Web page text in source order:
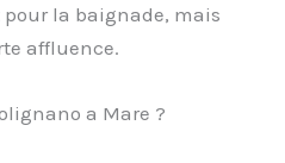
la baignade, mais
affluence.
a Mare ?